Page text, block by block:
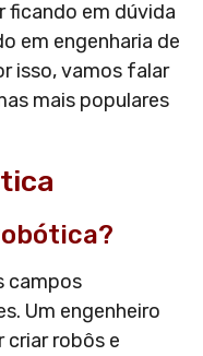
ficando em dúvida
em engenharia de
isso, vamos falar
mais populares
campos
Um engenheiro
criar robôs e